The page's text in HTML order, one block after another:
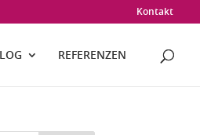
Kontakt
REFERENZEN